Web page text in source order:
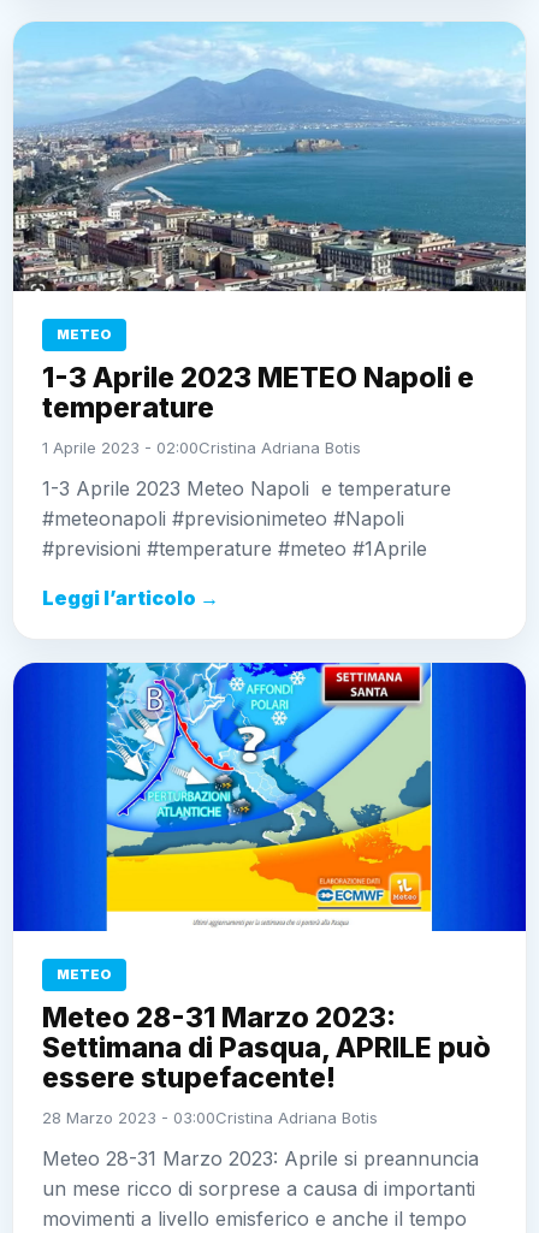
METEO
1-3 Aprile 2023 METEO Napoli e
temperature
1 Aprile 2023 - 02:00Cristina Adriana Botis
1-3 Aprile 2023 Meteo Napoli e temperature
#meteonapoli #previsionimeteo #Napoli
#previsioni #temperature #meteo #1Aprile
Leggi l’articolo →
METEO
Meteo 28-31 Marzo 2023:
Settimana di Pasqua, APRILE può
essere stupefacente!
28 Marzo 2023 - 03:00Cristina Adriana Botis
Meteo 28-31 Marzo 2023: Aprile si preannuncia
un mese ricco di sorprese a causa di importanti
movimenti a livello emisferico e anche il tempo